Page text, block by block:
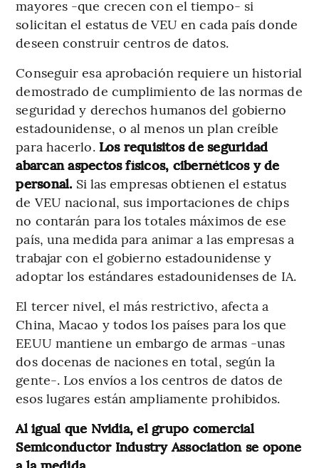
mayores -que crecen con el tiempo- si
solicitan el estatus de VEU en cada país donde
deseen construir centros de datos.
Conseguir esa aprobación requiere un historial
demostrado de cumplimiento de las normas de
seguridad y derechos humanos del gobierno
estadounidense, o al menos un plan creíble
para hacerlo. Los requisitos de seguridad
abarcan aspectos físicos, cibernéticos y de
personal. Si las empresas obtienen el estatus
de VEU nacional, sus importaciones de chips
no contarán para los totales máximos de ese
país, una medida para animar a las empresas a
trabajar con el gobierno estadounidense y
adoptar los estándares estadounidenses de IA.
El tercer nivel, el más restrictivo, afecta a
China, Macao y todos los países para los que
EEUU mantiene un embargo de armas -unas
dos docenas de naciones en total, según la
gente-. Los envíos a los centros de datos de
esos lugares están ampliamente prohibidos.
Al igual que Nvidia, el grupo comercial
Semiconductor Industry Association se opone